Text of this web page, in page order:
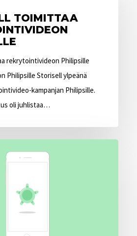
TOIMITTAA
rekrytointivideon Philipsille
Philipsille Storisell ylpeänä
kampanjan Philipsille.
oli juhlistaa…